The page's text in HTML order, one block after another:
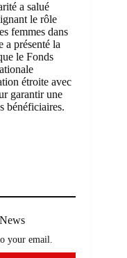
a salué
le rôle
femmes dans
a présenté la
le Fonds
étroite avec
garantir une
bénéficiaires.
your email.